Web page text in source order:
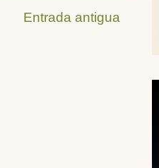
Entrada antigua